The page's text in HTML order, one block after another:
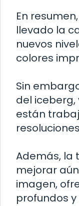
En
llevado la
nuevos
colores
Sin
del
están
Además, la
mejorar
imagen,
profundos